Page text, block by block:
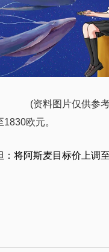
(资料图片仅供参
欧元。
将阿斯麦目标价上调